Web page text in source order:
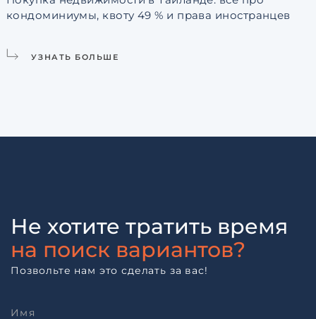
кондоминиумы, квоту 49 % и права иностранцев
УЗНАТЬ БОЛЬШЕ
Не хотите тратить время
на поиск вариантов?
Позвольте нам это сделать за вас!